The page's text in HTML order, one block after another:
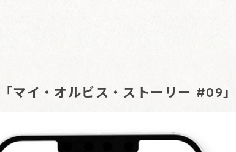
マイ・オルビス・ストーリー #09